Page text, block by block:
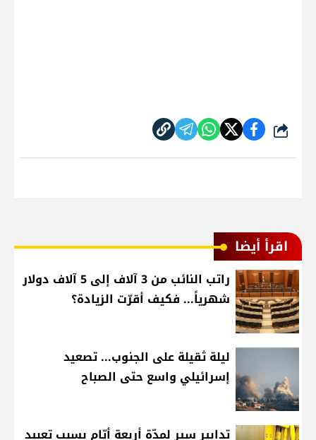
شارك
اقرأ أيضا
راتب النائب من 3 آلاف إلى 5 آلاف دولار
شهرياً... فكيف أقرّت الزيادة؟
ليلة ثقيلة على الجنوب... تصعيد
إسرائيلي واسع حتى الصباح
تدابير سير لمدّة أربعة أيّام بسبب تعبيد